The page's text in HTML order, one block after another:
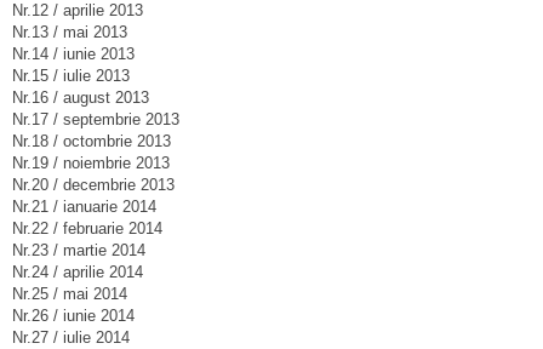
Nr.12 / aprilie 2013
Nr.13 / mai 2013
Nr.14 / iunie 2013
Nr.15 / iulie 2013
Nr.16 / august 2013
Nr.17 / septembrie 2013
Nr.18 / octombrie 2013
Nr.19 / noiembrie 2013
Nr.20 / decembrie 2013
Nr.21 / ianuarie 2014
Nr.22 / februarie 2014
Nr.23 / martie 2014
Nr.24 / aprilie 2014
Nr.25 / mai 2014
Nr.26 / iunie 2014
Nr.27 / iulie 2014